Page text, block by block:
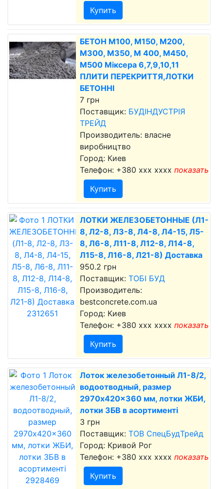
Купить
БЕТОН М100, М150, М200,
М300, М350, М 400, М450,
М500 Міксера 6,7,9,10,11
ПЛИТИ ПЕРЕКРИТТЯ,ЛОТКИ
БЕТОННІ
7 грн
Поставщик: БУДІНДУСТРІЯ
ТРЕЙД
Производитель: власне
виробництво
Город: Киев
Телефон: +380 xxx xxxx показать
Купить
ЛОТКИ ЖЕЛЕЗОБЕТОННЫЕ (Л1-
8, Л2-8, Л3-8, Л4-8, Л4-15, Л5-
8, Л6-8, Л11-8, Л12-8, Л14-8,
Л15-8, Л16-8, Л21-8) Доставка
950.2 грн
Поставщик: ТОБІ БУД
Производитель:
bestconcrete.com.ua
Город: Киев
Телефон: +380 xxx xxxx показать
Купить
Лоток железобетонный Л1-8/2,
водоотводный, размер
2970x420x360 мм, лотки ЖБИ,
лотки ЗБВ в асортименті
3 грн
Поставщик: ТОВ СпецБудТрейд
Город: Кривой Рог
Телефон: +380 xxx xxxx показать
Купить